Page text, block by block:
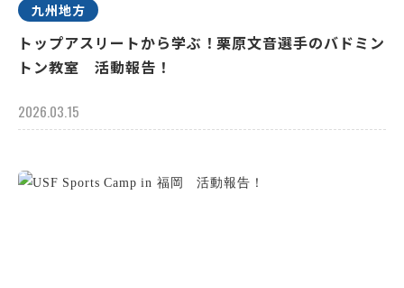
九州地方
トップアスリートから学ぶ！栗原文音選手のバドミン
トン教室 活動報告！
2026.03.15